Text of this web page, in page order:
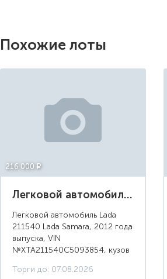
Похожие лоты
216 000 ¤
Легковой автомобиль Lada 211540 Lada Samara, 2012 года выпуска, цвет белый
Легковой автомобиль Lada
211540 Lada Samara, 2012 года
выпуска, VIN
№XTA211540C5093854, кузов
двигатель №5654128,
Торги до: 07.08.2026